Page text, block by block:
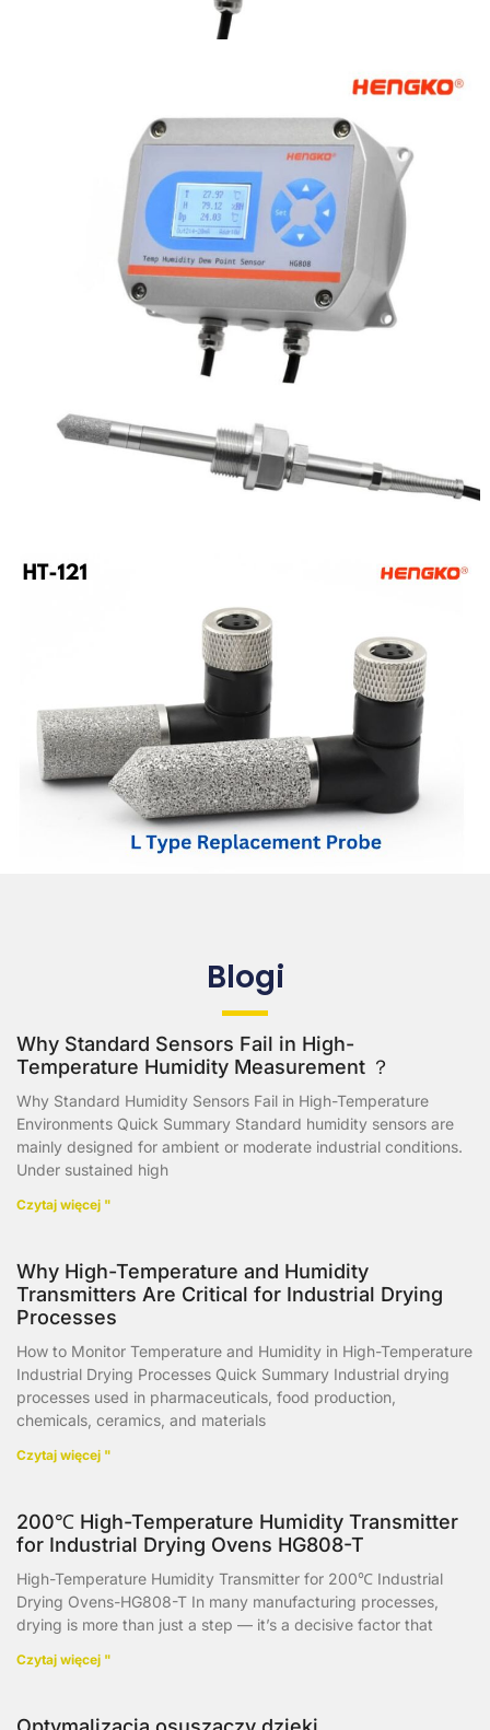
Blogi
Why Standard Sensors Fail in High-
Temperature Humidity Measurement ？
Why Standard Humidity Sensors Fail in High-Temperature
Environments Quick Summary Standard humidity sensors are
mainly designed for ambient or moderate industrial conditions.
Under sustained high
Czytaj więcej "
Why High-Temperature and Humidity
Transmitters Are Critical for Industrial Drying
Processes
How to Monitor Temperature and Humidity in High-Temperature
Industrial Drying Processes Quick Summary Industrial drying
processes used in pharmaceuticals, food production,
chemicals, ceramics, and materials
Czytaj więcej "
200℃ High-Temperature Humidity Transmitter
for Industrial Drying Ovens HG808-T
High-Temperature Humidity Transmitter for 200℃ Industrial
Drying Ovens-HG808-T In many manufacturing processes,
drying is more than just a step — it’s a decisive factor that
Czytaj więcej "